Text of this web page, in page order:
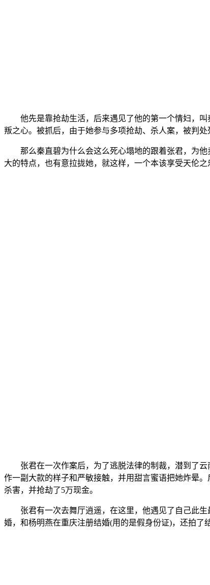
他先是靠抢劫生活，后来遇见了他的第一个情妇，
叛之心。被抓后，由于她参与多项抢劫、杀人案，被判处
那么秦直碧为什么会这么死心塌地的跟着张君，为
大的特点，也有意拉拢她，就这样，一个本该享受天伦之
张君在一次作案后，为了逃脱法律的制裁，潜到了
作一副大款的样子和严敏接触，并用甜言蜜语把她炸晕
杀害，并抢劫了5万现金。
张君有一次去舞厅逍遥，在这里，他遇见了自己此
婚，和杨明燕在重庆注册结婚(用的是假身份证)，还拍了